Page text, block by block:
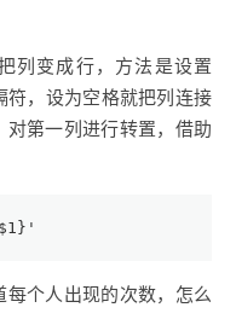
列变成行，方法是设置
符，设为空格就把列连接
第一列进行转置，借助
每个人出现的次数，怎么